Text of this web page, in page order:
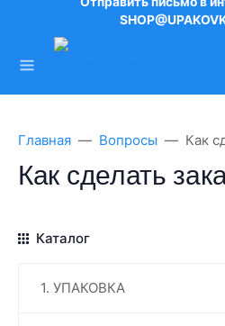
Главная Вопросы Как
Как сделать
Каталог
1. УПАКОВКА